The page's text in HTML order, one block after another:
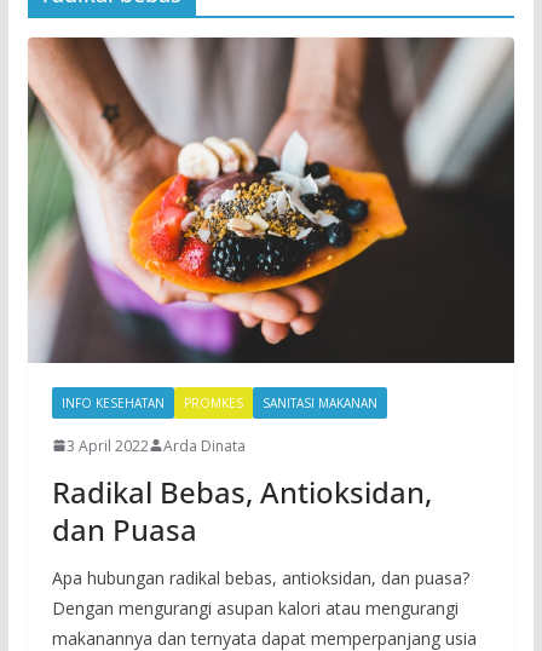
INFO KESEHATAN PROMKES SANITASI MAKANAN
3 April 2022 Arda Dinata
Radikal Bebas, Antioksidan,
dan Puasa
Apa hubungan radikal bebas, antioksidan, dan puasa?
Dengan mengurangi asupan kalori atau mengurangi
makanannya dan ternyata dapat memperpanjang usia